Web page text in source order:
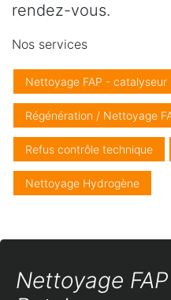
rendez-vous.
Nos services
Nettoyage FAP - catalyseur
Régénération / Nettoyage
Refus contrôle technique
Nettoyage Hydrogène
Nettoyage